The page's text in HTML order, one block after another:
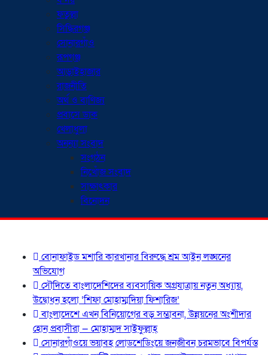
ফতুল্লা
সিদ্ধিরগঞ্জ
সোনারগাঁও
রূপগঞ্জ
আড়াইহাজার
রাজনীতি
অর্থ ও বাণিজ্য
প্রবাসে ডাক
খেলাধুলা
অনন্যা সংবাদ
সংগঠন
নিখোঁজ সংবাদ
সাক্ষাৎকার
বিনোদন
বোনাফাইড মশারি কারখানার বিরুদ্ধে শ্রম আইন লঙ্ঘনের
অভিযোগ
সৌদিতে বাংলাদেশিদের ব্যবসায়িক অগ্রযাত্রায় নতুন অধ্যায়,
উদ্বোধন হলো ‘শিফা মোহাম্মদিয়া ফিশারিজ’
বাংলাদেশে এখন বিনিয়োগের বড় সম্ভাবনা, উন্নয়নের অংশীদার
হোন প্রবাসীরা — মোহাম্মদ সাইফুল্লাহ্
সোনারগাঁওয়ে ভয়াবহ লোডশেডিংয়ে জনজীবন চরমভাবে বিপর্যস্ত